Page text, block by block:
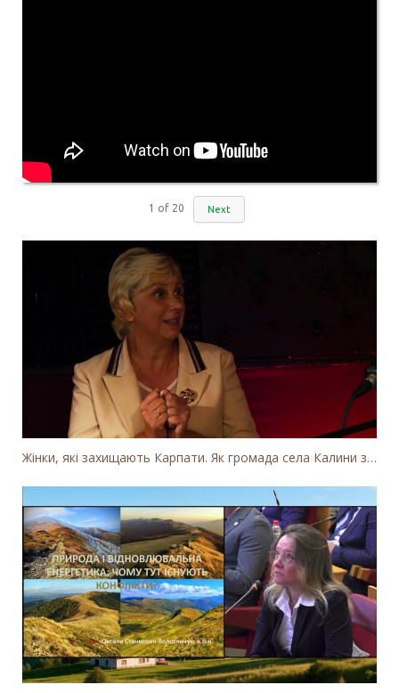
1 of 20 Next
Жінки, які захищають Карпати. Як громада села Калини захищає річку Тересву від забудови МГЕС